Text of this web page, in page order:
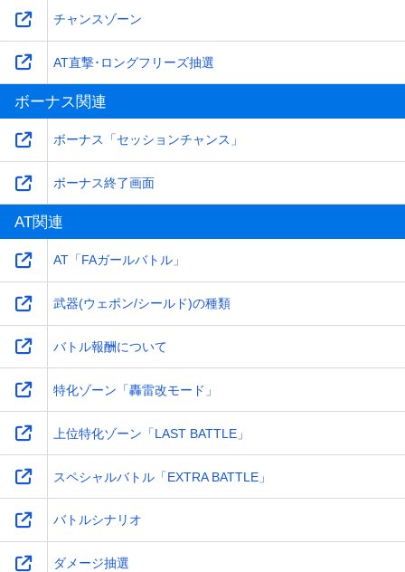
チャンスゾーン
AT直撃･ロングフリーズ抽選
ボーナス関連
ボーナス「セッションチャンス」
ボーナス終了画面
AT関連
AT「FAガールバトル」
武器(ウェポン/シールド)の種類
バトル報酬について
特化ゾーン「轟雷改モード」
上位特化ゾーン「LAST BATTLE」
スペシャルバトル「EXTRA BATTLE」
バトルシナリオ
ダメージ抽選